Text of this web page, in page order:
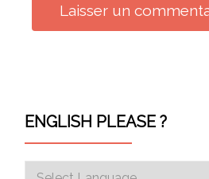
ENGLISH PLEASE ?